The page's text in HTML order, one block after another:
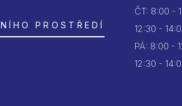
PROSTŘEDÍ
ČT: 8:00 -
12:30 -
PÁ: 8:00 -
12:30 -